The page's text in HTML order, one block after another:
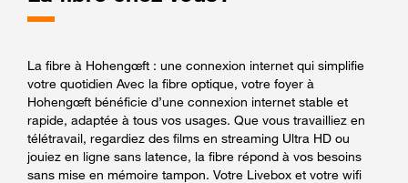
La fibre à Hohengœft : une connexion internet qui simplifie
votre quotidien Avec la fibre optique, votre foyer à
Hohengœft bénéficie d’une connexion internet stable et
rapide, adaptée à tous vos usages. Que vous travailliez en
télétravail, regardiez des films en streaming Ultra HD ou
jouiez en ligne sans latence, la fibre répond à vos besoins
sans mise en mémoire tampon. Votre Livebox et votre wifi